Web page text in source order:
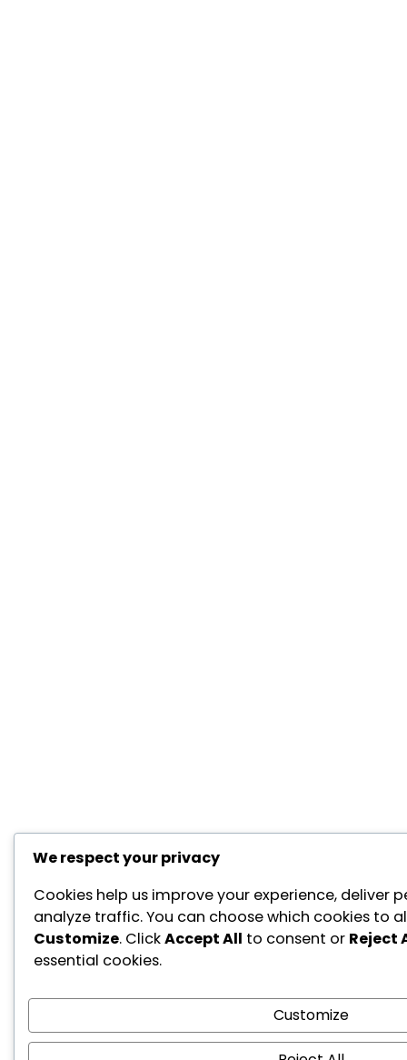
We respect your privacy
Cookies help us improve your experience, deliver
analyze traffic. You can choose which cookies to
Customize. ClickAccept All to consent or Reject
essential cookies.
Customize